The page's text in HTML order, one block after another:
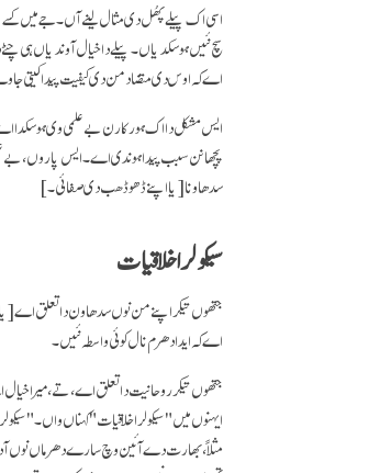
اسی اک پیلے پھُل دی مثال لینے آں۔ جے میں کسے
سچ نئیں ہو سکدیاں۔ پیلے دا خیال آوندیاں ہی
اے کہ اوس دی متضاد من دی کیفیت پیدا کیتی
ایس مشکل دا اک ہور کارن بے علمی وی ہو سکدا
پچھانن سبب پیدا ہوندی اے۔ ایس پاروں، بے
سدھاونا[یا اپنے ڈھو ڈھب دی صفائی۔]
سیکولر اخلاقیات
جتھوں تیکر اپنے من نوں سدھاون دا تعلق اے
اے کہ ایدا دھرم نال کوئی واسطہ نئیں۔
جتھوں تیکر روحانیت دا تعلق اے، تے، میرا
ایہنوں میں "سیکولر اخلاقیات" کہناں واں۔
مثلاً، بھارت دے آئین وچ سارے دھرماں نوں